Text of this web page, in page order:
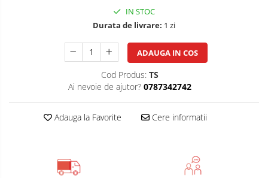
IN STOC
Durata de livrare: 1 zi
ADAUGA IN COS
Cod Produs: TS
Ai nevoie de ajutor? 0787342742
Adauga la Favorite Cere informatii